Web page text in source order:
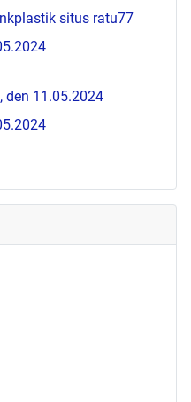
situs ratu77
den 11.05.2024